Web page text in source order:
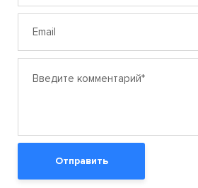
Отправить